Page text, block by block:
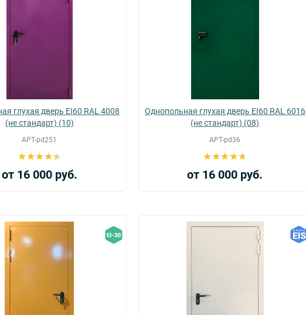
глухая дверь EI60 RAL 4008
(не стандарт) (10)
АРТ-pd251
от 16 000 руб.
Однопольная глухая дверь EI60 RAL 6016
(не стандарт) (08)
АРТ-pd36
от 16 000 руб.